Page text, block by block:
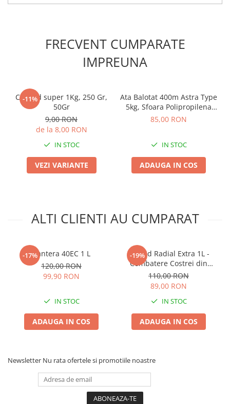
Consumabile motofierastrau
Discuri debitare
Feronerie si accesorii
Fierastraie manuale
Fire motocoasa
Flexuri si Polizoare
Gresor / Decalimetru
Hranitoare/ Adapatoare
Lubrifianti
Motocoasa
Motocoasa si consumabile /
Rulete masurat
Sape/ Cazmale/ Lopeti
Scule electrice
Set chei combinate
FRECVENT CUMPARATE
IMPREUNA
-11%
Corocid super 1Kg, 250 Gr,
50Gr
9,00 RON
de la 8,00 RON
IN STOC
VEZI VARIANTE
Ata Balotat 400m Astra Type
5kg, Sfoara Polipropilena
Rezistenta la Nod pentru
85,00 RON
IN STOC
ADAUGA IN COS
ALTI CLIENTI AU CUMPARAT
-17%
Pantera 40EC 1 L
120,00 RON
99,90 RON
IN STOC
ADAUGA IN COS
-19%
Erbicid Radial Extra 1L -
Combatere Costrei din
Rizomi in Cultura de
Porumb
110,00 RON
89,00 RON
IN STOC
ADAUGA IN COS
Newsletter Nu rata ofertele si promotiile noastre